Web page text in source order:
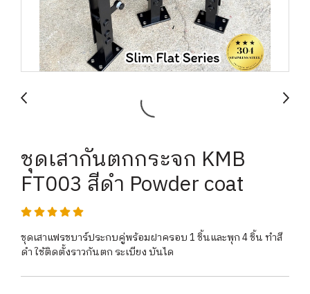
ชุดเสากันตกกระจก KMB
FT003 สีดำ Powder coat
ชุดเสาแฟรชบาร์ประกบคู่พร้อมฝาครอบ 1 ชิ้นและพุก 4 ชิ้น ทำสี
ดำ ใช้ติดตั้งราวกันตก ระเบียง บันได